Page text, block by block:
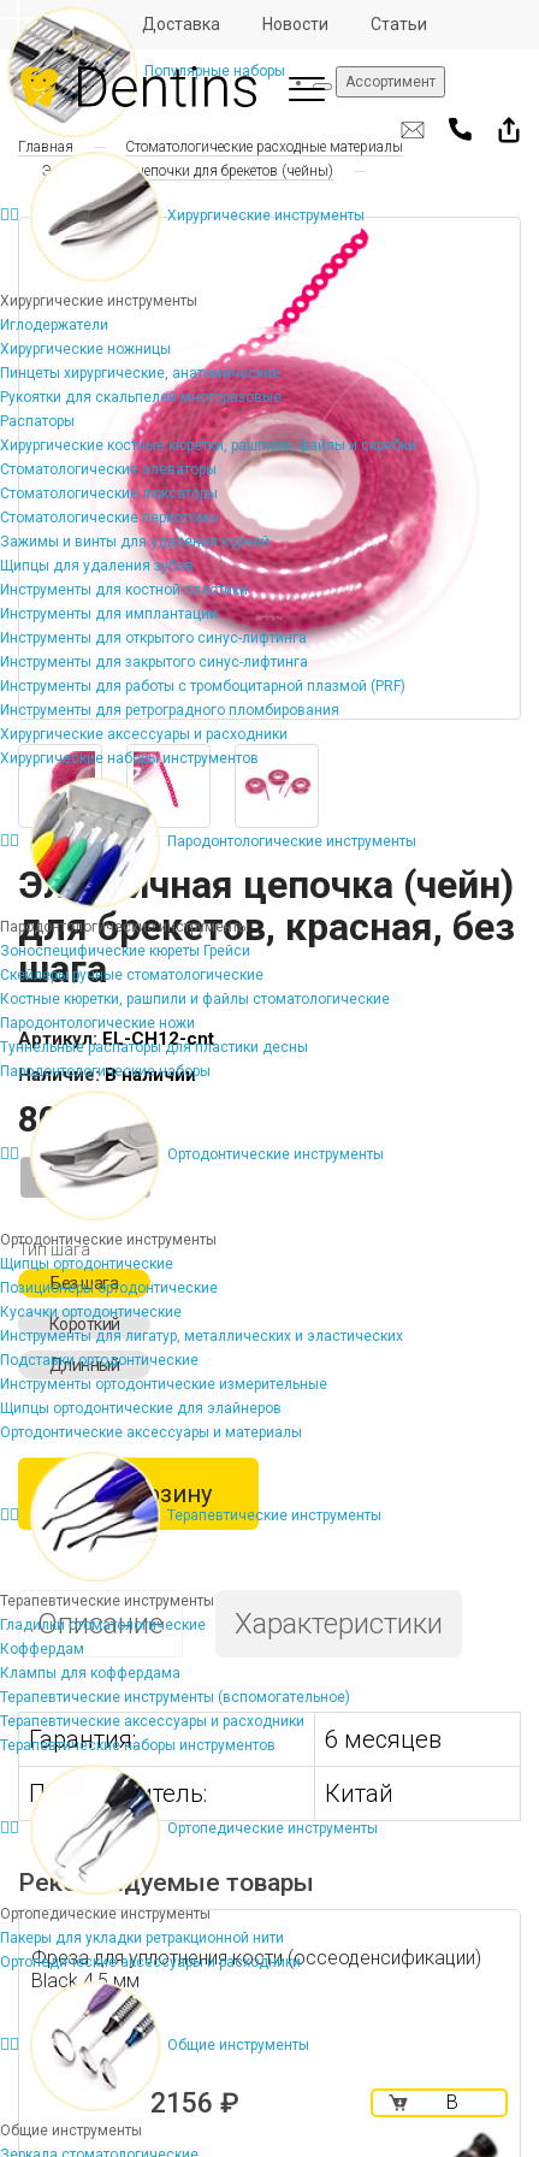
Отзывы Доставка Новости Статьи
Ассортимент
Популярные наборы
Хирургические инструменты
Хирургические инструменты
Иглодержатели
Хирургические ножницы
Пинцеты хирургические, анатомические
Рукоятки для скальпелей многоразовые
Распаторы
Хирургические костные кюретки, рашпили, файлы и скребки
Стоматологические элеваторы
Стоматологические люксаторы
Стоматологические периотомы
Зажимы и винты для удаления корней
Щипцы для удаления зубов
Инструменты для костной пластики
Инструменты для имплантации
Инструменты для открытого синус-лифтинга
Инструменты для закрытого синус-лифтинга
Инструменты для работы с тромбоцитарной плазмой (PRF)
Инструменты для ретроградного пломбирования
Хирургические аксессуары и расходники
Хирургические наборы инструментов
Пародонтологические инструменты
Пародонтологические инструменты
Зоноспецифические кюреты Грейси
Скейлеры ручные стоматологические
Костные кюретки, рашпили и файлы стоматологические
Пародонтологические ножи
Туннельные распаторы для пластики десны
Пародонтологические наборы
Ортодонтические инструменты
Ортодонтические инструменты
Щипцы ортодонтические
Позиционеры ортодонтические
Кусачки ортодонтические
Инструменты для лигатур, металлических и эластических
Подставки ортодонтические
Инструменты ортодонтические измерительные
Щипцы ортодонтические для элайнеров
Ортодонтические аксессуары и материалы
Терапевтические инструменты
Терапевтические инструменты
Гладилки стоматологические
Коффердам
Клампы для коффердама
Терапевтические инструменты (вспомогательное)
Терапевтические аксессуары и расходники
Терапевтические наборы инструментов
Ортопедические инструменты
Ортопедические инструменты
Пакеры для укладки ретракционной нити
Ортопедические аксессуары и расходники
Общие инструменты
Общие инструменты
Главная
Стоматологические расходные материалы
Эластические цепочки для брекетов (чейны)
Эластичная цепочка (чейн)
для брекетов, красная, без
шага
Артикул:EL-CH12-cnt
Наличие:В наличии
804 ₽
- +
Тип шага
Без шага
Короткий
Длинный
В корзину
Описание Характеристики
Гарантия:
6 месяцев
Производитель:
Китай
Рекомендуемые товары
Фреза для уплотнения кости (оссеоденсификации)
Black 4,5 мм
2156 ₽
В
корзину